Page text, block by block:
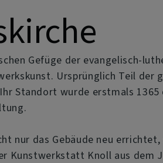
Gefüge der evangelisch-
Ursprünglich Teil
Standort wurde erstmals
nur das Gebäude neu
Kunstwerkstatt Knoll aus dem